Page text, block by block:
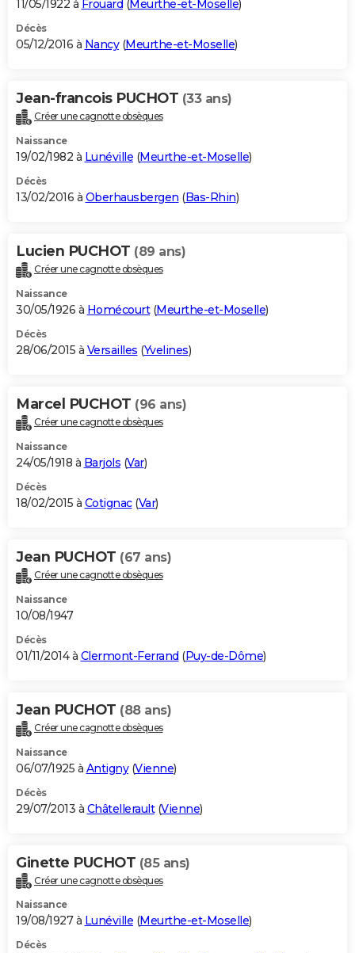
11/05/1922 à Frouard (Meurthe-et-Moselle)
Décès
05/12/2016 à Nancy(Meurthe-et-Moselle)
Jean-francois PUCHOT (33 ans)
Créer une cagnotte obsèques
Naissance
19/02/1982 à Lunéville (Meurthe-et-Moselle)
Décès
13/02/2016 à Oberhausbergen (Bas-Rhin)
Lucien PUCHOT (89 ans)
Créer une cagnotte obsèques
Naissance
30/05/1926 à Homécourt(Meurthe-et-Moselle)
Décès
28/06/2015 à Versailles (Yvelines)
Marcel PUCHOT (96 ans)
Créer une cagnotte obsèques
Naissance
24/05/1918 à Barjols (Var)
Décès
18/02/2015 à Cotignac(Var)
Jean PUCHOT (67 ans)
Créer une cagnotte obsèques
Naissance
10/08/1947
Décès
01/11/2014 à Clermont-Ferrand (Puy-de-Dôme)
Jean PUCHOT (88 ans)
Créer une cagnotte obsèques
Naissance
06/07/1925 à Antigny(Vienne)
Décès
29/07/2013 à Châtellerault(Vienne)
Ginette PUCHOT (85 ans)
Créer une cagnotte obsèques
Naissance
19/08/1927 à Lunéville (Meurthe-et-Moselle)
Décès